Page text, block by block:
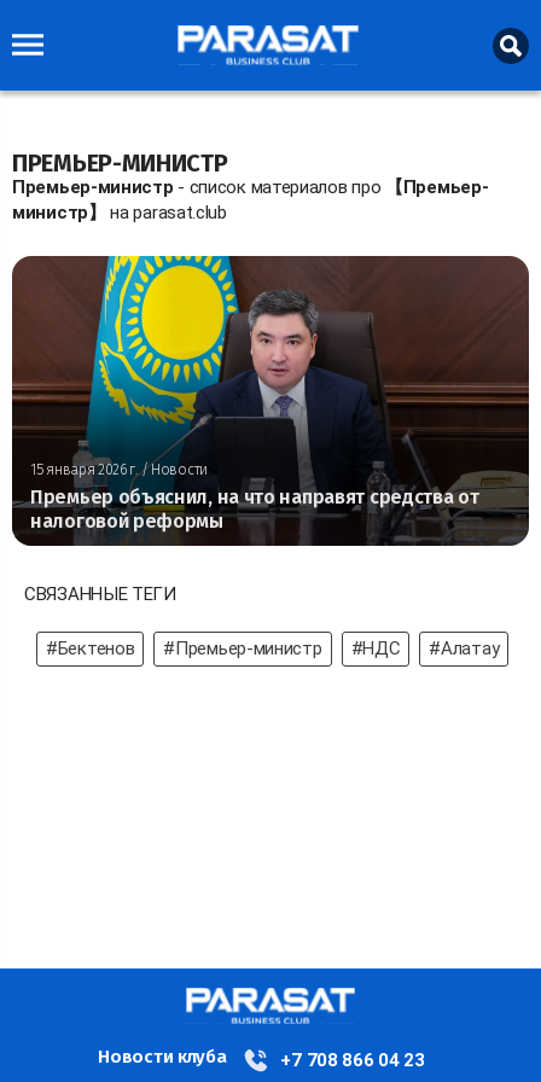
ПРЕМЬЕР-МИНИСТР
Премьер-министр - список материалов про
【Премьер-
министр】
на parasat.club
15 января 2026 г. / Новости
Премьер объяснил, на что направят средства от
налоговой реформы
СВЯЗАННЫЕ ТЕГИ
#Бектенов #Премьер-министр #НДС #Алатау
Новости клуба
+7 708 866 04 23